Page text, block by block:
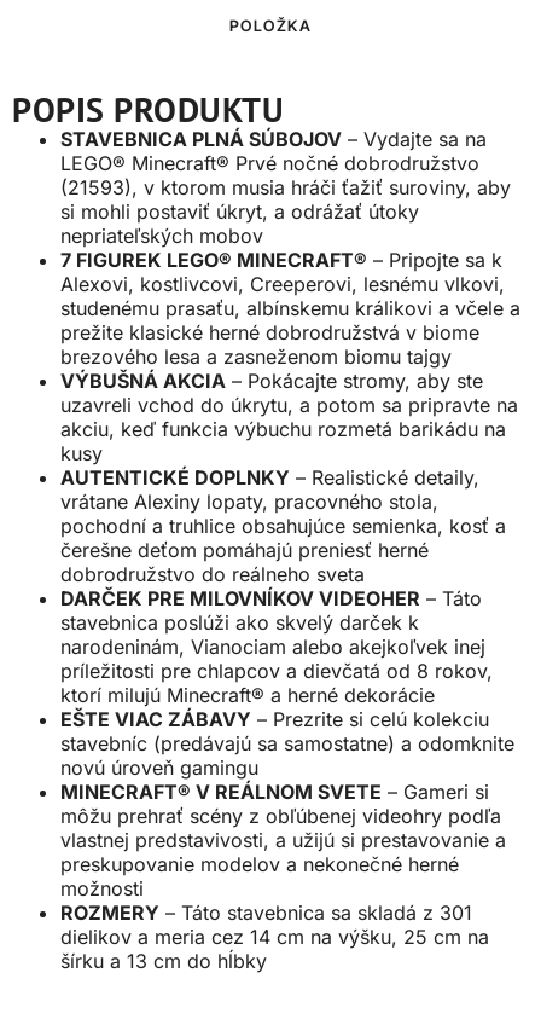
POLOŽKA
POPIS PRODUKTU
STAVEBNICA PLNÁ SÚBOJOV – Vydajte sa na
LEGO® Minecraft® Prvé nočné dobrodružstvo
(21593), v ktorom musia hráči ťažiť suroviny, aby
si mohli postaviť úkryt, a odrážať útoky
nepriateľských mobov
7 FIGUREK LEGO® MINECRAFT® – Pripojte sa k
Alexovi, kostlivcovi, Creeperovi, lesnému vlkovi,
studenému prasaťu, albínskemu králikovi a včele a
prežite klasické herné dobrodružstvá v biome
brezového lesa a zasneženom biomu tajgy
VÝBUŠNÁ AKCIA – Pokácajte stromy, aby ste
uzavreli vchod do úkrytu, a potom sa pripravte na
akciu, keď funkcia výbuchu rozmetá barikádu na
kusy
AUTENTICKÉ DOPLNKY – Realistické detaily,
vrátane Alexiny lopaty, pracovného stola,
pochodní a truhlice obsahujúce semienka, kosť a
čerešne deťom pomáhajú preniesť herné
dobrodružstvo do reálneho sveta
DARČEK PRE MILOVNÍKOV VIDEOHER – Táto
stavebnica poslúži ako skvelý darček k
narodeninám, Vianociam alebo akejkoľvek inej
príležitosti pre chlapcov a dievčatá od 8 rokov,
ktorí milujú Minecraft® a herné dekorácie
EŠTE VIAC ZÁBAVY – Prezrite si celú kolekciu
stavebníc (predávajú sa samostatne) a odomknite
novú úroveň gamingu
MINECRAFT® V REÁLNOM SVETE – Gameri si
môžu prehrať scény z obľúbenej videohry podľa
vlastnej predstavivosti, a užijú si prestavovanie a
preskupovanie modelov a nekonečné herné
možnosti
ROZMERY – Táto stavebnica sa skladá z 301
dielikov a meria cez 14 cm na výšku, 25 cm na
šírku a 13 cm do hĺbky